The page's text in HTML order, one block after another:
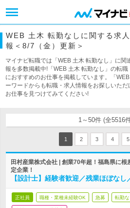
WEB 土木 転勤なしに関する求
報＜8/7（金）更新＞
マイナビ転職では「WEB 土木 転勤なし」に関
報を多数掲載中!「WEB 土木 転勤なし」の転
におすすめのお仕事を掲載しています。「
ーワードからも転職・求人情報をお探しいた
お仕事を見つけてみてください!
1～50件 (全5516
1 2 3 4 5
田村産業株式会社 | 創業70年超！福島県に
定企業！
【設計士】経験者歓迎／残業ほぼな
正社員 職種・業種未経験OK 急募 転勤な